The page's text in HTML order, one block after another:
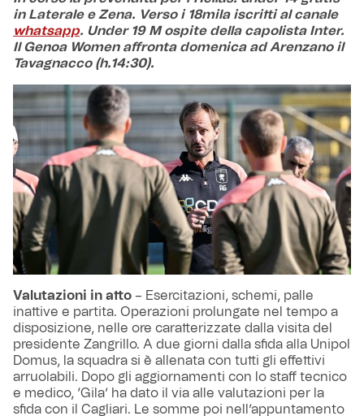
in Laterale e Zena. Verso i 18mila iscritti al canale
whatsapp. Under 19 M ospite della capolista Inter.
Il Genoa Women affronta domenica ad Arenzano il
Tavagnacco (h.14:30).
Valutazioni in atto – Esercitazioni, schemi, palle
inattive e partita. Operazioni prolungate nel tempo a
disposizione, nelle ore caratterizzate dalla visita del
presidente Zangrillo. A due giorni dalla sfida alla Unipol
Domus, la squadra si è allenata con tutti gli effettivi
arruolabili. Dopo gli aggiornamenti con lo staff tecnico
e medico, ‘Gila’ ha dato il via alle valutazioni per la
sfida con il Cagliari. Le somme poi nell’appuntamento